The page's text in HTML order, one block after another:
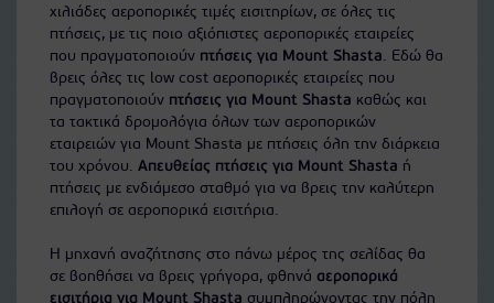
χιλιάδες αεροπορικές τιμές εισιτηρίων, σε όλες τις
πτήσεις, με τις ποιο αξιόπιστες αεροπορικές εταιρείες
που πραγματοποιούν πτήσεις για Mount Shasta. Εδώ θα
βρεις όλες τις low cost αεροπορικές εταιρείες που
πραγματοποιούν πτήσεις για Mount Shasta καθώς και
τα τακτικά δρομολόγια όλων των αεροπορικών
εταιρειών για Mount Shasta με πτήσεις όλη την διάρκεια
του χρόνου. Απευθείας πτήσεις για Mount Shasta ή
πτήσεις με ενδιάμεσο σταθμό για να βρεις την καλύτερη
επιλογή σε αεροπορικά εισιτήρια.
Η μηχανή αναζήτησης στο πάνω μέρος της σελίδας θα
σε βοηθήσει να βρεις γρήγορα, φθηνά αεροπορικά
εισιτήρια για Mount Shasta συμπληρώνοντας την πόλη